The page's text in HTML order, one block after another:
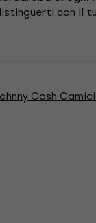
con il
Cash